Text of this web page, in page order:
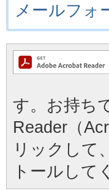
メールフォ
す。お持ち
Reader（
リックして
トールして